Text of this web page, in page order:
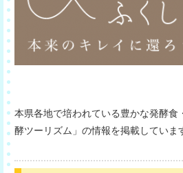
本県各地で培われている豊かな発酵食
酵ツーリズム」の情報を掲載していま